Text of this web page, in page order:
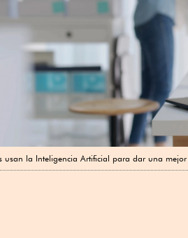
usan la Inteligencia Artificial para dar una